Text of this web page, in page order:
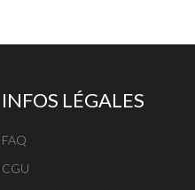
INFOS LÉGALES
FAQ
CGU